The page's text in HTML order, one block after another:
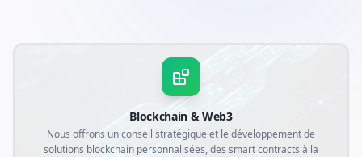
Blockchain & Web3
Nous offrons un conseil stratégique et le développement de
solutions blockchain personnalisées, des smart contracts à la